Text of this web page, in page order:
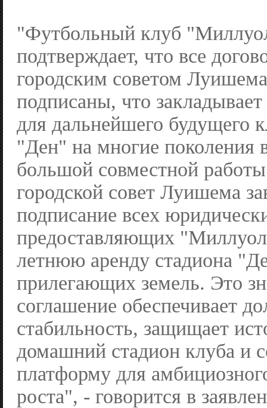
"Футбольный клуб
подтверждает, что все
городским советом
подписаны, что
для дальнейшего будущего
"Ден" на многие поколения
большой совместной
городской совет Луишема
подписание всех
предоставляющих
летнюю аренду стадиона
прилегающих земель. Это
соглашение обеспечивает
стабильность, защищает
домашний стадион клуба и
платформу для
роста", - говорится в